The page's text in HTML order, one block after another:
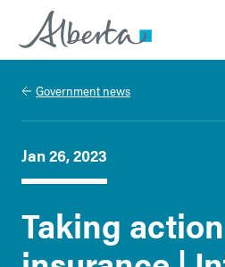
Alberta.ca
Government news
Jan 26, 2023
Taking